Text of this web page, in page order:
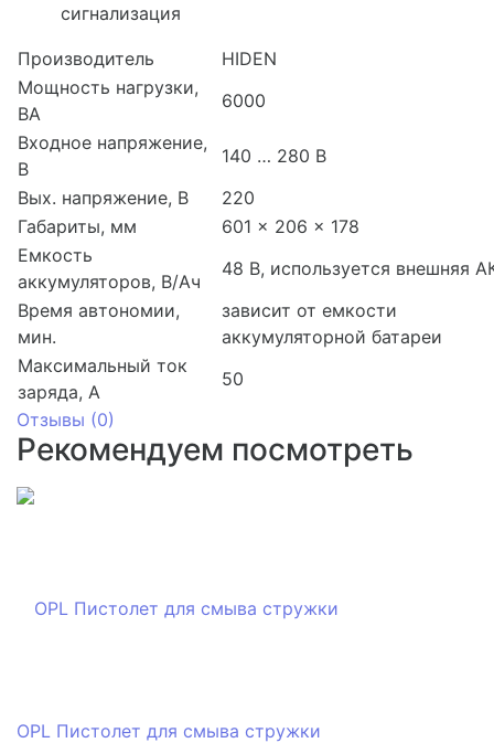
сигнализация
Производитель
HIDEN
Мощность нагрузки,
ВА
6000
Входное напряжение,
В
140 … 280 В
Вых. напряжение, В
220
Габариты, мм
601 x 206 x 178
Емкость
аккумуляторов, В/Aч
48 В, используется внешняя
Время автономии,
мин.
зависит от емкости
аккумуляторной батареи
Максимальный ток
заряда, А
50
Отзывы (0)
Рекомендуем посмотреть
OPL Пистолет для смыва стружки